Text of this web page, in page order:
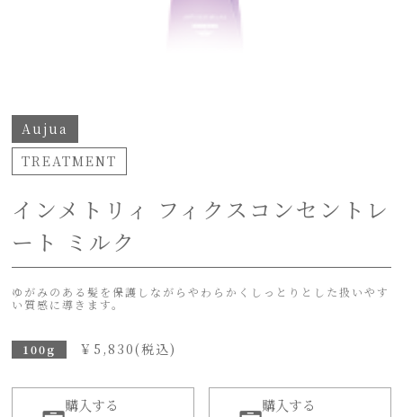
Aujua
TREATMENT
インメトリィ フィクスコンセントレ
ート ミルク
ゆがみのある髪を保護しながらやわらかくしっとりとした扱いやす
い質感に導きます。
100g ￥ 5,830(税込)
購入する 購入する